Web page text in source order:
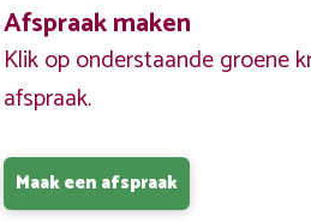
Afspraak maken
Klik op onderstaande groene
afspraak.
Maak een afspraak